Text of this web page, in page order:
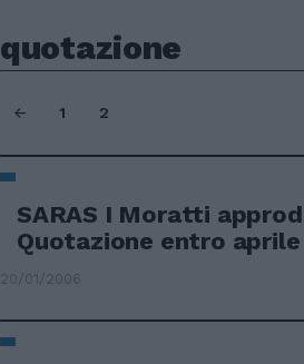
quotazione
1 2
SARAS I Moratti
Quotazione entro aprile
20/01/2006